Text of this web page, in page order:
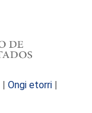
| Ongi etorri |